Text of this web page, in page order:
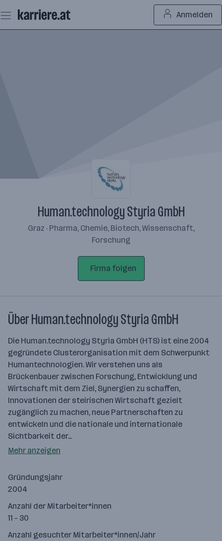
Seiteninhalt
springen
Anmelden
Human.technology Styria GmbH
Graz · Pharma, Chemie, Biotech, Wissenschaft,
Forschung
Firma folgen
Über Human.technology Styria GmbH
Die Human.technology Styria GmbH (HTS) ist eine 2004
gegründete Clusterorganisation mit dem Schwerpunkt
Humantechnologien. Wir verstehen uns als
Brückenbauer zwischen Forschung, Entwicklung und
Wirtschaft mit dem Ziel, Synergien zu schaffen,
Innovationen der steirischen Wirtschaft gezielt
zugänglich zu machen, neue Partnerschaften zu
entwickeln und die nationale und internationale
Sichtbarkeit der…
Mehr anzeigen
Gründungsjahr
2004
Anzahl der Mitarbeiter*innen
11 - 30
Anzahl gesuchter Mitarbeiter*innen/Jahr